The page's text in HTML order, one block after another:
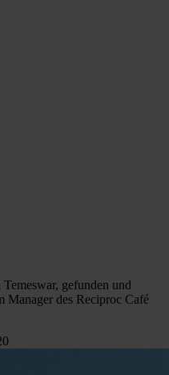
gefunden und
Manager des Reciproc Café